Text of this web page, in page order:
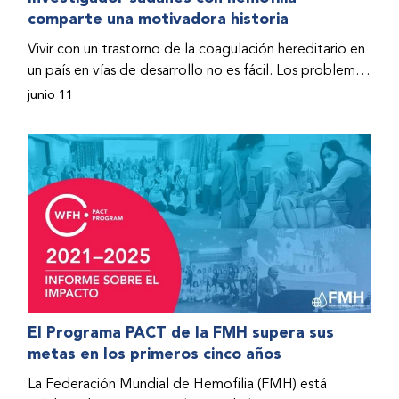
hospitalizado y terminó con daños graves en ambas
donado a través del Programa de Ayuda Humanitaria
de la Federación Mundial de Hemofilia (FMH) cuando
Fendi encontró la esperanza de una vida mejor.
comparte una motivadora historia
Vivir con un trastorno de la coagulación hereditario en
un país en vías de desarrollo no es fácil. Los problemas
se multiplican drásticamente cuando el país también
Hashim, hombre sudanés con hemofilia B, la vida no
representaba más que retos cotidianos hasta que la
asistencia proporcionada por la Federación Mundial
de Hemofilia (FMH) y su Programa de Ayuda
Humanitaria salvo su vida.
junio 11
El Programa PACT de la FMH supera sus
metas en los primeros cinco años
La Federación Mundial de Hemofilia (FMH) está